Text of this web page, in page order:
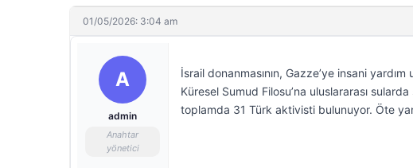
01/05/2026: 3:04 am
A
admin
Anahtar
yönetici
İsrail donanmasının, Gazze’ye insani
Küresel Sumud Filosu’na uluslararası
toplamda 31 Türk aktivisti bulunuyor. Öte